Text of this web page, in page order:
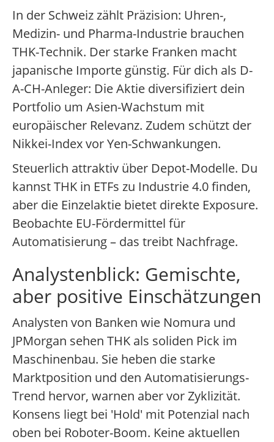
In der Schweiz zählt Präzision: Uhren-,
Medizin- und Pharma-Industrie brauchen
THK-Technik. Der starke Franken macht
japanische Importe günstig. Für dich als D-
A-CH-Anleger: Die Aktie diversifiziert dein
Portfolio um Asien-Wachstum mit
europäischer Relevanz. Zudem schützt der
Nikkei-Index vor Yen-Schwankungen.
Steuerlich attraktiv über Depot-Modelle. Du
kannst THK in ETFs zu Industrie 4.0 finden,
aber die Einzelaktie bietet direkte Exposure.
Beobachte EU-Fördermittel für
Automatisierung – das treibt Nachfrage.
Analystenblick: Gemischte,
aber positive Einschätzungen
Analysten von Banken wie Nomura und
JPMorgan sehen THK als soliden Pick im
Maschinenbau. Sie heben die starke
Marktposition und den Automatisierungs-
Trend hervor, warnen aber vor Zyklizität.
Konsens liegt bei 'Hold' mit Potenzial nach
oben bei Roboter-Boom. Keine aktuellen